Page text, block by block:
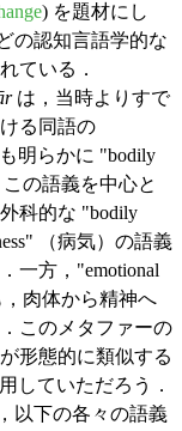
) を題材にし
の認知言語学的な
ている．
は，当時よりすで
る同語の
明らかに "bodily
の語義を中心と
科的な "bodily
（病気）の語義
一方，"emotional
肉体から精神へ
このメタファーの
形態的に類似する
していただろう．
以下の各々の語義